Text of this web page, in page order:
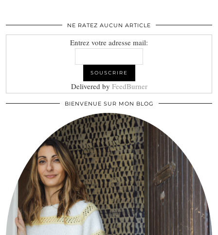
NE RATEZ AUCUN ARTICLE
Entrez votre adresse mail:
Delivered by FeedBurner
BIENVENUE SUR MON BLOG